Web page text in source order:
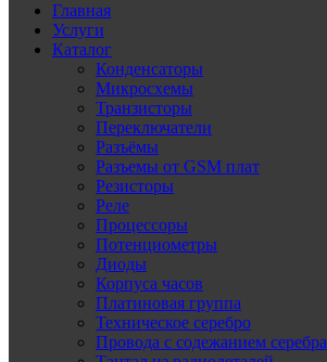
Главная
Услуги
Каталог
Конденсаторы
Микросхемы
Транзисторы
Переключатели
Разъёмы
Разъемы от GSM плат
Резисторы
Реле
Процессоры
Потенциометры
Диоды
Корпуса часов
Платиновая группа
Техническое серебро
Провода с содежанием серебра